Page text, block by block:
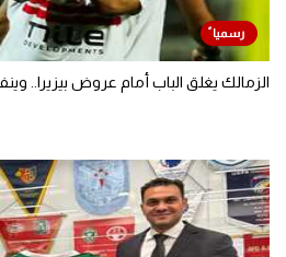
الزمالك يغلق الباب أمام عروض بيزيرا..